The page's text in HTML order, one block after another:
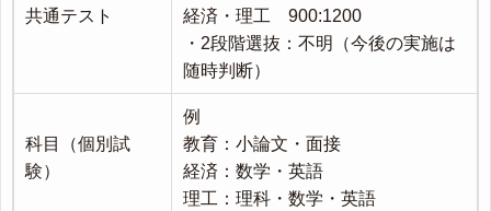
共通テスト
経済・理工 900:1200
・2段階選抜：不明（今後の実施は
随時判断）
科目（個別試
験）
例
教育：小論文・面接
経済：数学・英語
理工：理科・数学・英語